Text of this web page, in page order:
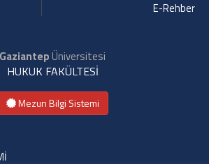
E-Rehber
GaziantepÜniversitesi
HUKUK FAKÜLTESİ
Mezun Bilgi Sistemi